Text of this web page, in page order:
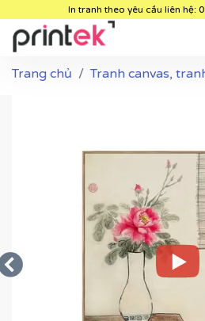
In tranh theo yêu cầu liên hệ:
Trang chủ Tranh canvas,